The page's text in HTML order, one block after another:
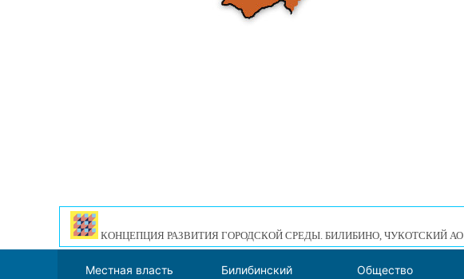
КОНЦЕПЦИЯ РАЗВИТИЯ ГОРОДСКОЙ СРЕДЫ. БИЛИБИНО, ЧУКОТСКИЙ АО
Местная власть
Билибинский
Общество